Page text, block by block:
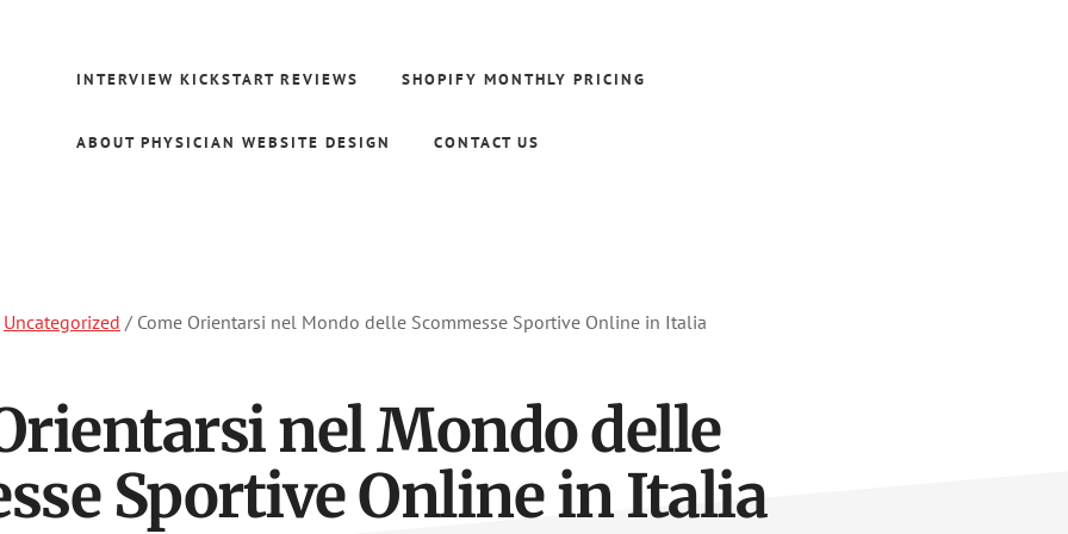
INTERVIEW KICKSTART REVIEWS SHOPIFY MONTHLY PRICING
ABOUT PHYSICIAN WEBSITE DESIGN CONTACT US
Uncategorized / Come Orientarsi nel Mondo delle Scommesse Sportive Online in Italia
nel Mondo delle
Sportive Online in Italia